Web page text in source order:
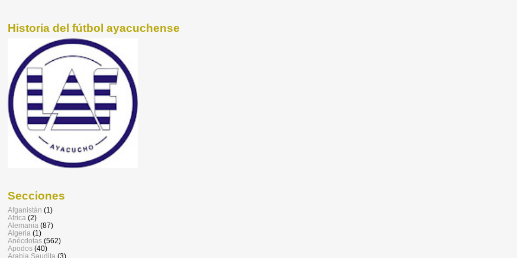
Historia del fútbol ayacuchense
Secciones
Afganistán (1)
Africa (2)
Alemania (87)
Algeria (1)
Anécdotas (562)
Apodos (40)
Arabia Saudita (3)